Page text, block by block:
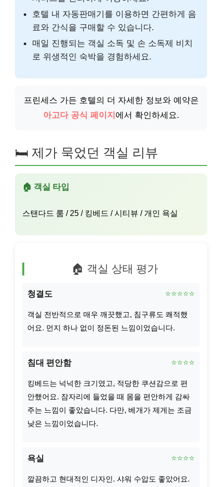
호텔 내 자동판매기를 이용하면 간편하게 음
료와 간식을 구매할 수 있습니다.
매일 진행되는 객실 소독 및 손 소독제 비치
로 위생적인 숙박을 경험하세요.
프린세스 가든 호텔의 더 자세한 정보와 예약은
아고다 공식 페이지 에서 확인하세요.
🛏️ 제가 묵었던 객실 리뷰
🏠 객실 타입
스탠다드 룸 / 25 / 킹베드 / 시티뷰 / 개인 욕실
🏠 객실 상태 평가
청결도 ⭐⭐⭐⭐⭐
객실 전반적으로 매우 깨끗했고, 침구류도 쾌적했
어요. 먼지 하나 없이 정돈된 느낌이었습니다.
침대 편안함 ⭐⭐⭐⭐
킹베드는 넉넉한 크기였고, 적당한 쿠션감으로 편
안했어요. 잠자리에 들었을 때 몸을 편안하게 감싸
주는 느낌이 좋았습니다. 다만, 베개가 제게는 조금
낮은 느낌이었습니다.
욕실 ⭐⭐⭐⭐
깔끔하고 현대적인 디자인. 샤워 수압도 좋았어요.